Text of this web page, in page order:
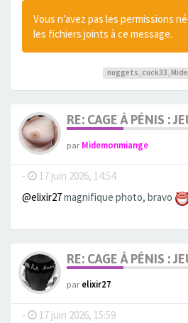
Vous n’avez pas les permissions
les fichiers joints à ce message.
nuggets, cuck33,
RE: CAGE À PÉNIS :
parMidemonmiange
- 17 juin 2026, 14:54
@elixir27magnifique photo, bravo
RE: CAGE À PÉNIS :
parelixir27
- 17 juin 2026, 15:59